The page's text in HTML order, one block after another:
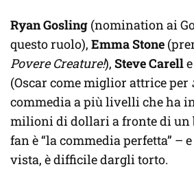
Ryan Gosling (nomination ai
questo ruolo), Emma Stone
Povere Creature!), Steve Carelle
(Oscar come miglior attrice per
commedia a più livelli che ha
milioni di dollari a fronte di un
fan è “la commedia perfetta” –
vista, è difficile dargli torto.